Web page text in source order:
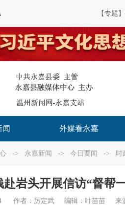
【专题
闻 外媒看永嘉
-> 永嘉新闻 -> 今日要闻 -> 时
赴岩头开展信访“督帮
作者：厉定武 编辑： 叶苗苗 来